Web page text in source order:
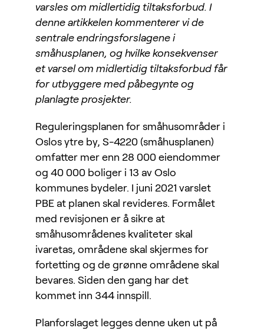
varsles om midlertidig tiltaksforbud. I
denne artikkelen kommenterer vi de
sentrale endringsforslagene i
småhusplanen, og hvilke konsekvenser
et varsel om midlertidig tiltaksforbud får
for utbyggere med påbegynte og
planlagte prosjekter.
Reguleringsplanen for småhusområder i
Oslos ytre by, S-4220 (småhusplanen)
omfatter mer enn 28 000 eiendommer
og 40 000 boliger i 13 av Oslo
kommunes bydeler. I juni 2021 varslet
PBE at planen skal revideres. Formålet
med revisjonen er å sikre at
småhusområdenes kvaliteter skal
ivaretas, områdene skal skjermes for
fortetting og de grønne områdene skal
bevares. Siden den gang har det
kommet inn 344 innspill.
Planforslaget legges denne uken ut på